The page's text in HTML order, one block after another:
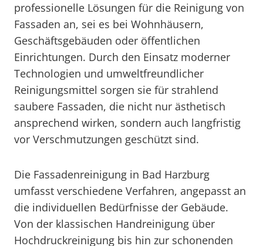
professionelle Lösungen für die Reinigung von
Fassaden an, sei es bei Wohnhäusern,
Geschäftsgebäuden oder öffentlichen
Einrichtungen. Durch den Einsatz moderner
Technologien und umweltfreundlicher
Reinigungsmittel sorgen sie für strahlend
saubere Fassaden, die nicht nur ästhetisch
ansprechend wirken, sondern auch langfristig
vor Verschmutzungen geschützt sind.
Die Fassadenreinigung in Bad Harzburg
umfasst verschiedene Verfahren, angepasst an
die individuellen Bedürfnisse der Gebäude.
Von der klassischen Handreinigung über
Hochdruckreinigung bis hin zur schonenden